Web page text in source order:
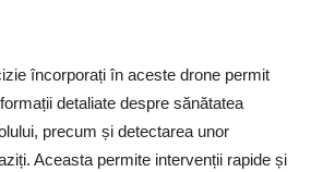
încorporați în aceste drone permit
detaliate despre sănătatea
precum și detectarea unor
Aceasta permite intervenții rapide și